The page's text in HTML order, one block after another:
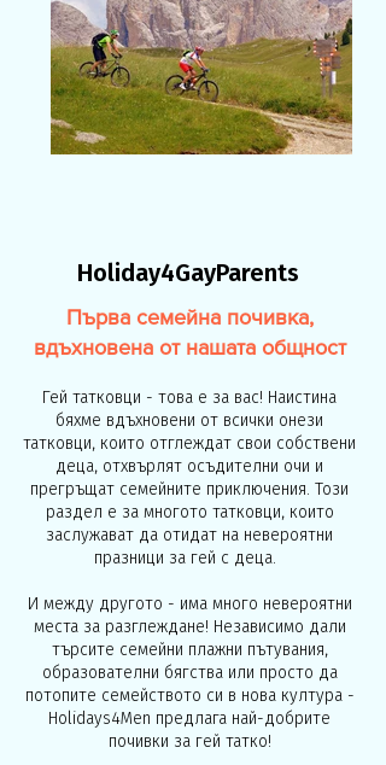
Holiday4GayParents
Първа семейна почивка,
вдъхновена от нашата общност
Гей татковци - това е за вас! Наистина
бяхме вдъхновени от всички онези
татковци, които отглеждат свои собствени
деца, отхвърлят осъдителни очи и
прегръщат семейните приключения. Този
раздел е за многото татковци, които
заслужават да отидат на невероятни
празници за гей с деца.
И между другото - има много невероятни
места за разглеждане! Независимо дали
търсите семейни плажни пътувания,
образователни бягства или просто да
потопите семейството си в нова култура -
Holidays4Men предлага най-добрите
почивки за гей татко!